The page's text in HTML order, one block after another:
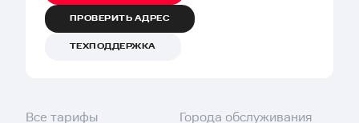
ПРОВЕРИТЬ АДРЕС
ТЕХПОДДЕРЖКА
Все тарифы
Города обслуживания